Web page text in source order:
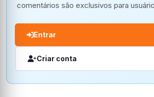
comentários são exclusivos para
Entrar
Criar conta